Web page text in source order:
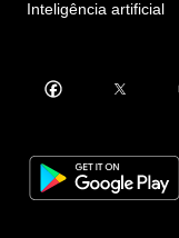
Inteligência artificial